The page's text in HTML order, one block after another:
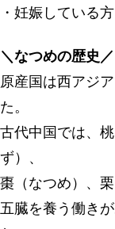
・妊娠している方
＼なつめの歴史／
原産国は西アジ
た。
古代中国では、
ず）、
棗（なつめ）、栗
五臓を養う働き